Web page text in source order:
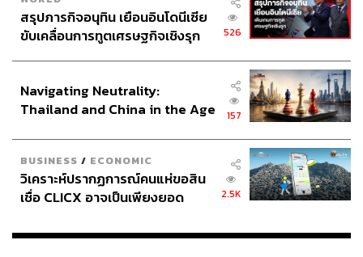
ก็มีการลงพื้นที่หลากหลายจุด เพื่อรายงานสดให้กับพี่
น้องประชาชนที่รอลุ้นผลการเลือกตั้งอยู่หน้าจออย่างใจ
จดใจจ่อ
และอย่างที่ได้กล่าวไปว่า ตอนนี้คือยุคที่โซเชียลมีเดียมี
อิทธิพลต่อผู้คนในหลายเรื่องราว ไม่เว้นแม้กระทั่งเรื่องของ
การเลือกตั้งและตัวผู้สมัคร Wisesight ได้จับมือกับ WeVis
และ THE STANDARD พัฒนาเว็บไซต์ Bangkok Election
2022 ซึ่งเป็นชุดข้อมูลสาธารณะที่รวบรวมทุกมิติเกี่ยวกับการ
เลือกตั้ง ซึ่งมีส่วนของ Social Trends เพื่อเช็กว่าที่ผ่านมาผู้
ที่พวกเขาพูดถึงกัน
สรุปภารกิจอนุทิน เยือนอินโดนีเซีย
ขับเคลื่อนการทูตเศรษฐกิจเชิงรุก
526
Navigating Neutrality:
Thailand and China in the Age
157
BUSINESS / ECONOMIC
วิเคราะห์ปรากฏการณ์คนแห่ขอสิน
เชื่อ CLICX อาจเป็นเพียงยอด
เรือนไทยที่ถูกซุกไว้
2.5K